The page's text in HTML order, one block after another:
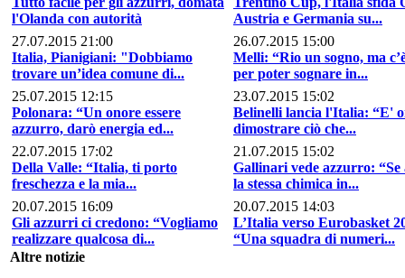
l'Olanda con autorità
Austria e Germania su...
27.07.2015 21:00
Italia, Pianigiani: "Dobbiamo
trovare un’idea comune di...
26.07.2015 15:00
Melli: “Rio un sogno, ma
per poter sognare in...
25.07.2015 12:15
Polonara: “Un onore essere
azzurro, darò energia ed...
23.07.2015 15:02
Belinelli lancia l'Italia: “E'
dimostrare ciò che...
22.07.2015 17:02
Della Valle: “Italia, ti porto
freschezza e la mia...
21.07.2015 15:02
Gallinari vede azzurro: “Se
la stessa chimica in...
20.07.2015 16:09
Gli azzurri ci credono: “Vogliamo
realizzare qualcosa di...
20.07.2015 14:03
L’Italia verso Eurobasket
“Una squadra di numeri...
Altre notizie